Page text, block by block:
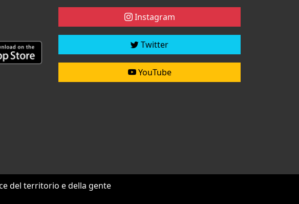
Instagram
Twitter
YouTube
del territorio e della gente